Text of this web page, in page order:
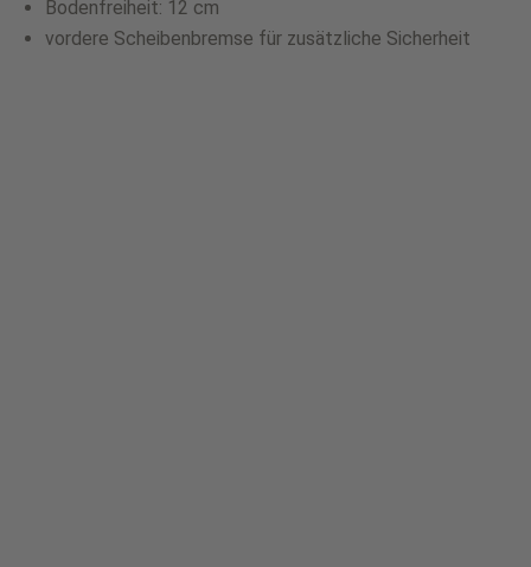
Bodenfreiheit: 12 cm
vordere Scheibenbremse für zusätzliche Sicherheit